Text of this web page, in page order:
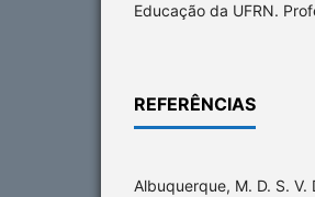
Educação da UFRN.
REFERÊNCIAS
Albuquerque, M. D. S.